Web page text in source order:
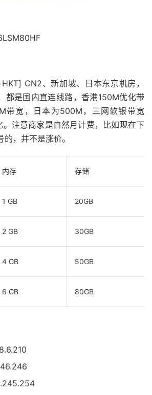
CN2、新加坡、日本东京机房，
都是国内直连线路，香港150M优化带
带宽，日本为500M，三网软银带宽
。注意商家是自然月计费，比如现在下
，并不是涨价。
内存 存储
1 GB 20GB
2 GB 30GB
4 GB 50GB
6 GB 80GB